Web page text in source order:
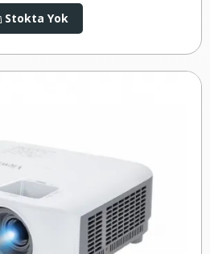
Stokta Yok